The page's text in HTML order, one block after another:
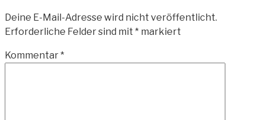
Deine E-Mail-Adresse wird nicht veröffentlicht.
Erforderliche Felder sind mit * markiert
Kommentar*